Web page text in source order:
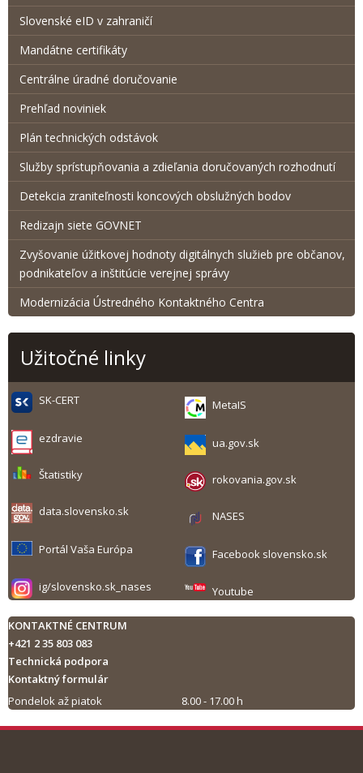
Slovenské eID v zahraničí
Mandátne certifikáty
Centrálne úradné doručovanie
Prehľad noviniek
Plán technických odstávok
Služby sprístupňovania a zdieľania doručovaných rozhodnutí
Detekcia zraniteľnosti koncových obslužných bodov
Redizajn siete GOVNET
Zvyšovanie úžitkovej hodnoty digitálnych služieb pre občanov,
podnikateľov a inštitúcie verejnej správy
Modernizácia Ústredného Kontaktného Centra
Užitočné linky
SK-CERT MetaIS
ezdravie ua.gov.sk
Štatistiky rokovania.gov.sk
data.slovensko.sk NASES
Portál Vaša Európa Facebook slovensko.sk
ig/slovensko.sk_nases Youtube
KONTAKTNÉ CENTRUM
+421 2 35 803 083
Technická podpora
Kontaktný formulár
Pondelok až piatok
8.00 - 17.00 h
Tlač obsahu